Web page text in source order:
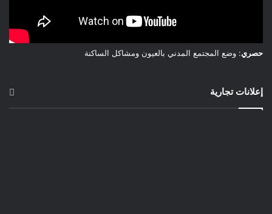
حصري: وضع المجتمع المدني بالعيون ومشاكل الساكنة
إعلانات تجارية